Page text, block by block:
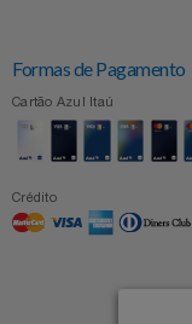
Formas de Pagamento
Cartão Azul Itaú
Crédito